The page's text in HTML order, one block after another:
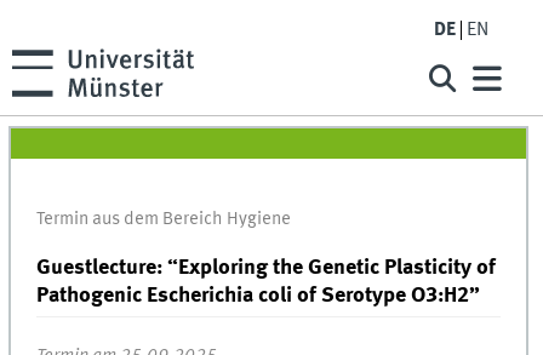
DE EN
Termin aus dem Bereich Hygiene
Guestlecture: “Exploring the Genetic Plasticity of
Pathogenic Escherichia coli of Serotype O3:H2”